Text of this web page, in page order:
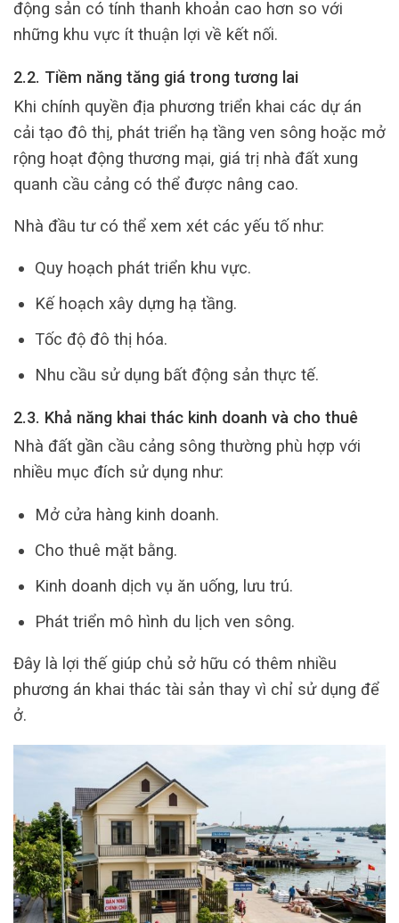
động sản có tính thanh khoản cao hơn so với
những khu vực ít thuận lợi về kết nối.
2.2. Tiềm năng tăng giá trong tương lai
Khi chính quyền địa phương triển khai các dự án
cải tạo đô thị, phát triển hạ tầng ven sông hoặc mở
rộng hoạt động thương mại, giá trị nhà đất xung
quanh cầu cảng có thể được nâng cao.
Nhà đầu tư có thể xem xét các yếu tố như:
Quy hoạch phát triển khu vực.
Kế hoạch xây dựng hạ tầng.
Tốc độ đô thị hóa.
Nhu cầu sử dụng bất động sản thực tế.
2.3. Khả năng khai thác kinh doanh và cho thuê
Nhà đất gần cầu cảng sông thường phù hợp với
nhiều mục đích sử dụng như:
Mở cửa hàng kinh doanh.
Cho thuê mặt bằng.
Kinh doanh dịch vụ ăn uống, lưu trú.
Phát triển mô hình du lịch ven sông.
Đây là lợi thế giúp chủ sở hữu có thêm nhiều
phương án khai thác tài sản thay vì chỉ sử dụng để
ở.